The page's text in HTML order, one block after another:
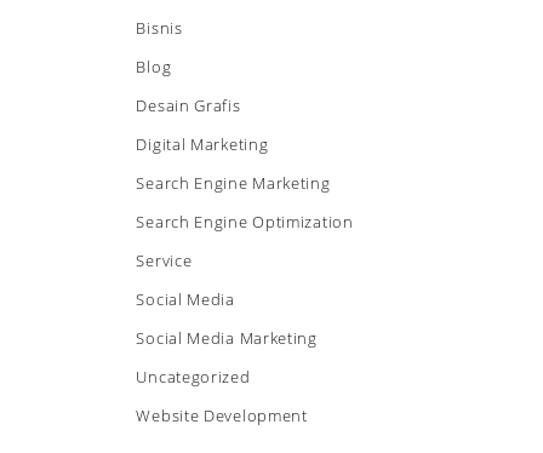
Bisnis
Blog
Desain Grafis
Digital Marketing
Search Engine Marketing
Search Engine Optimization
Service
Social Media
Social Media Marketing
Uncategorized
Website Development